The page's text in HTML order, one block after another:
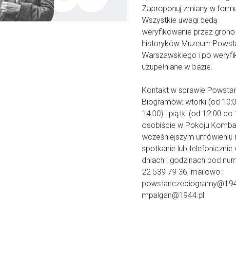
Zaproponuj zmiany w
Wszystkie uwagi będą
weryfikowanie przez grono
historyków Muzeum
Warszawskiego i po
uzupełniane w bazie.
Kontakt w sprawie
Biogramów: wtorki (od
14:00) i piątki (od 12:00 do
osobiście w Pokoju
wcześniejszym umówieniu
spotkanie lub telefonicznie
dniach i godzinach pod
22 539 79 36, mailowo:
mpalgan@1944.pl